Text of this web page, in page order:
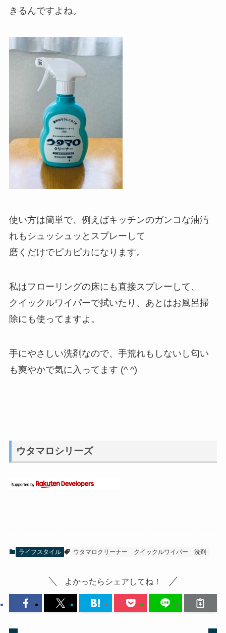
きるんですよね。
使い方は簡単で、例えばキッチンのガンコな油汚
れもシュッシュッとスプレーして
磨くだけでピカピカになります。
私はフローリングの床にも直接スプレーして、
クイックルワイパーで拭いたり、あとはお風呂掃
除にも使ってますよ。
手にやさしい洗剤なので、手荒れもしないし匂い
も爽やかで気に入ってます (^ ^)
ウタマロシリーズ
ライフスタイル ウタマロクリーナー クイックルワイパー 洗剤
よかったらシェアしてね！